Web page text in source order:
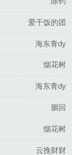
爱干饭的团
海东青dy
烟花树
海东青dy
胭回
烟花树
云挽财财